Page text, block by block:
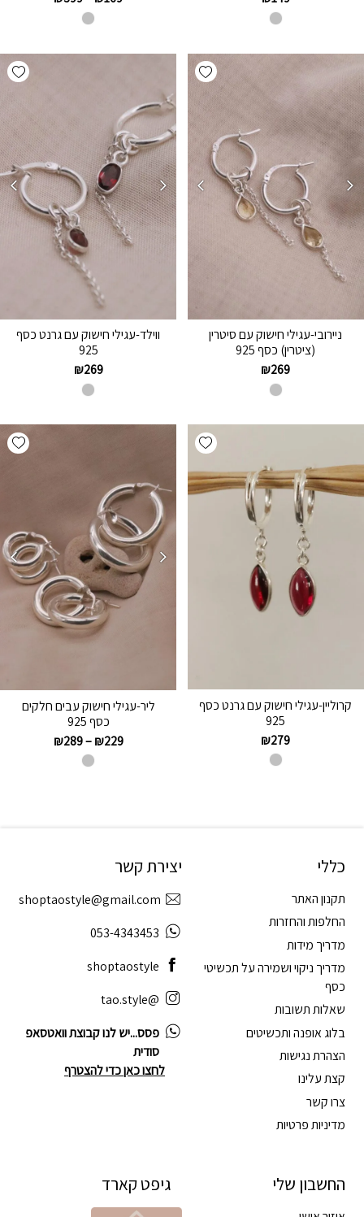
Add wishlist
ניירובי-עגילי חישוק עם סיטרין
(ציטרין) כסף 925
₪269
ווילד-עגילי חישוק עם גרנט כסף
925
₪269
Add wishlist
קרוליין-עגילי חישוק עם גרנט כסף
925
₪279
ליר-עגילי חישוק עבים חלקים
כסף 925
₪229
–
₪289
כללי
תקנון האתר
החלפות והחזרות
מדריך מידות
מדריך ניקוי ושמירה על תכשיטי
כסף
שאלות תשובות
בלוג אופנה ותכשיטים
הצהרת נגישות
קצת עלינו
צרו קשר
מדיניות פרטיות
החשבון שלי
יצירת קשר
shoptaostyle@gmail.com
053-4343453
shoptaostyle
@tao.style
פסס...יש לנו קבוצת וואטסאפ
סודית
לחצו כאן כדי להצטרף
גיפט קארד